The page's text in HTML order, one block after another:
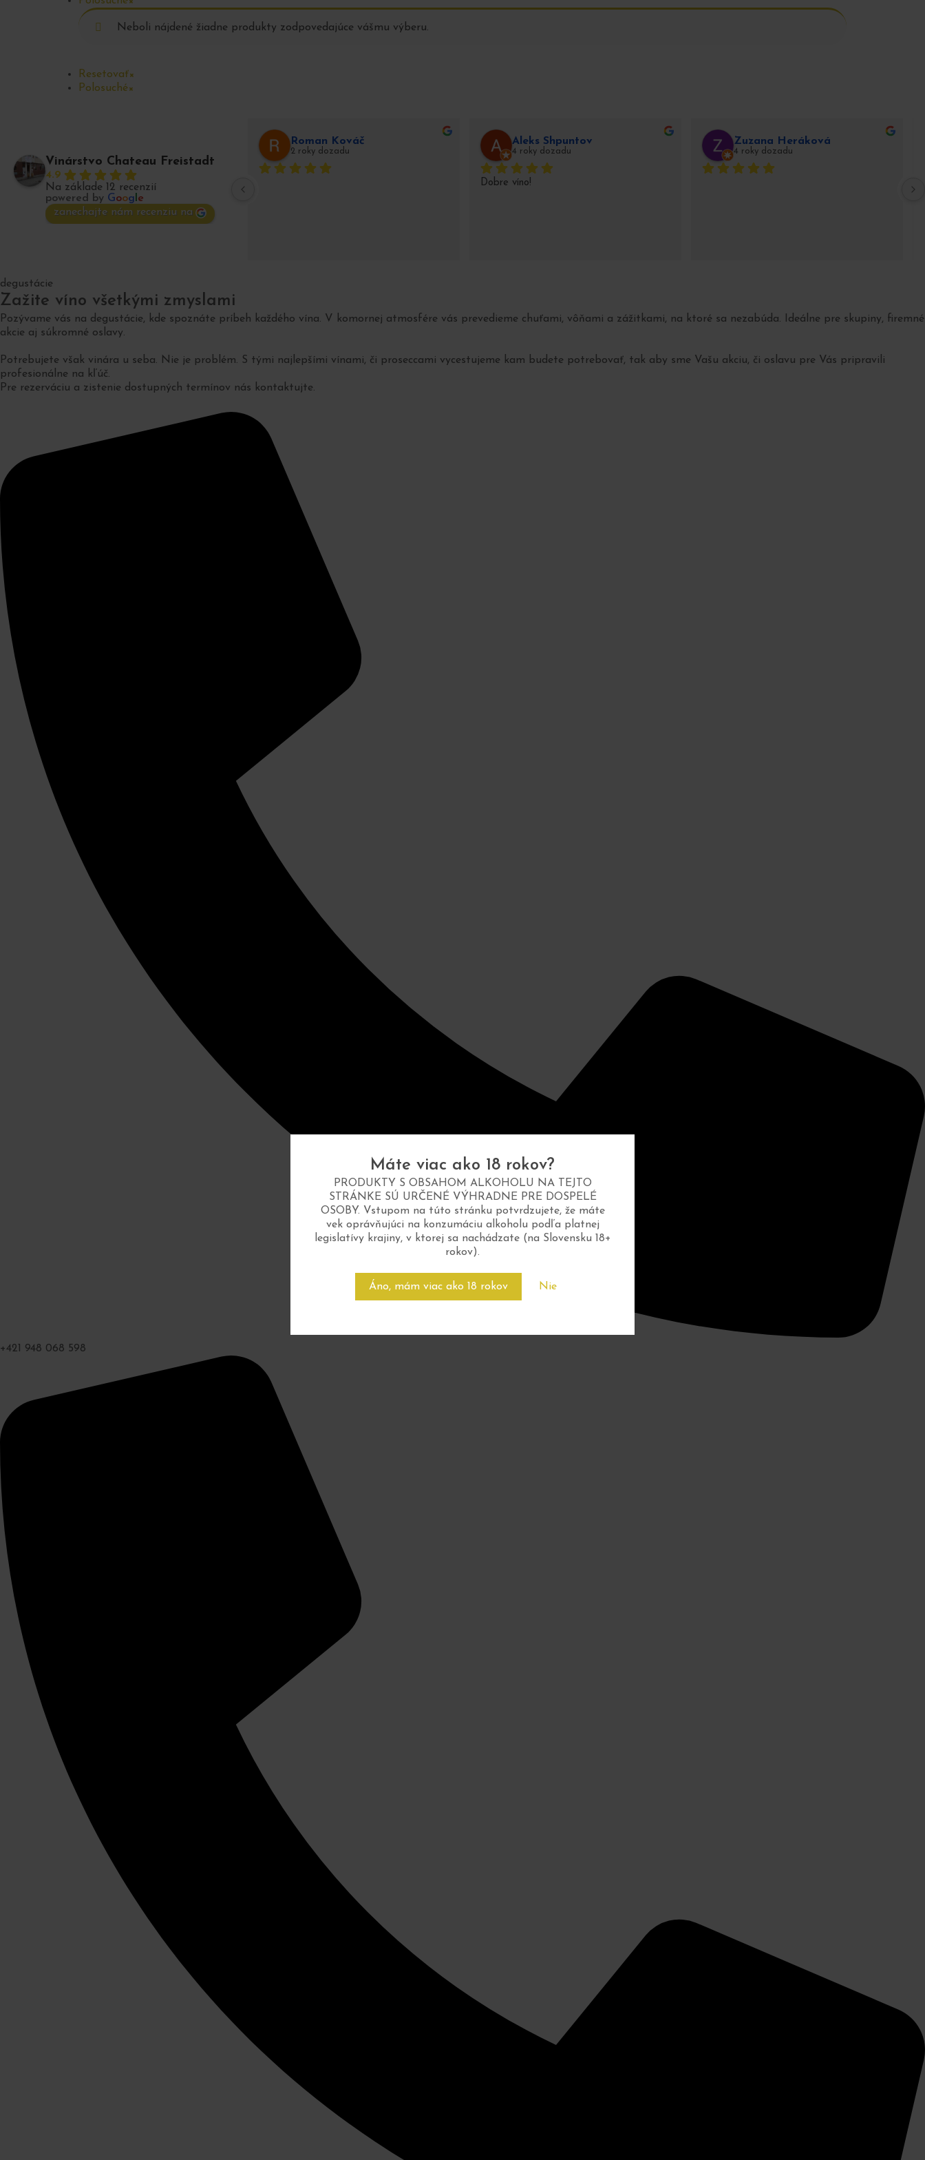
Máte viac ako 18 rokov?
PRODUKTY S OBSAHOM ALKOHOLU NA TEJTO
STRÁNKE SÚ URČENÉ VÝHRADNE PRE DOSPELÉ
OSOBY. Vstupom na túto stránku potvrdzujete, že máte
vek oprávňujúci na konzumáciu alkoholu podľa platnej
legislatívy krajiny, v ktorej sa nachádzate (na Slovensku 18+
rokov).
Áno, mám viac ako 18 rokov Nie
Neboli nájdené žiadne produkty zodpovedajúce vášmu výberu.
Resetovať×
Polosuché×
Vinárstvo Chateau Freistadt
4.9
Na základe 12 recenzií
powered by Goog e
zanechajte nám recenziu na
Roman Kováč
2 roky dozadu
Aleks Shpuntov
4 roky dozadu
Dobre víno!
Zuzana Heráková
4 roky dozadu
degustácie
Zažite víno všetkými zmyslami
Pozývame vás na degustácie, kde spoznáte príbeh každého vína. V komornej atmosfére vás prevedieme chuťami, vôňami a zážitkami, na ktoré sa nezabúda. Ideálne pre skupiny, firemné
akcie aj súkromné oslavy.
Potrebujete však vinára u seba. Nie je problém. S tými najlepšími vínami, či proseccami vycestujeme kam budete potrebovať, tak aby sme Vašu akciu, či oslavu pre Vás pripravili
profesionálne na kľúč.
Pre rezerváciu a zistenie dostupných termínov nás kontaktujte.
+421 948 068 598